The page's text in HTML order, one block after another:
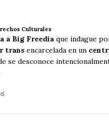
Culturales
a Big Freedia que indague
trans encarcelada en un
se desconoce